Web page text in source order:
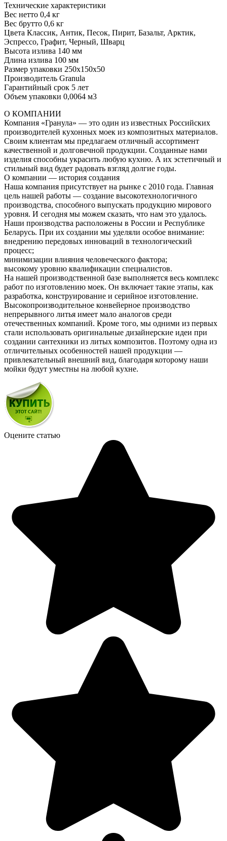
Технические характеристики
Вес нетто 0,4 кг
Вес брутто 0,6 кг
Цвета Классик, Антик, Песок, Пирит, Базальт, Арктик,
Эспрессо, Графит, Черный, Шварц
Высота излива 140 мм
Длина излива 100 мм
Размер упаковки 250x150x50
Производитель Granula
Гарантийный срок 5 лет
Объем упаковки 0,0064 м3
О КОМПАНИИ
Компания «Гранула» — это один из известных Российских
производителей кухонных моек из композитных материалов.
Своим клиентам мы предлагаем отличный ассортимент
качественной и долговечной продукции. Созданные нами
изделия способны украсить любую кухню. А их эстетичный и
стильный вид будет радовать взгляд долгие годы.
О компании — история создания
Наша компания присутствует на рынке с 2010 года. Главная
цель нашей работы — создание высокотехнологичного
производства, способного выпускать продукцию мирового
уровня. И сегодня мы можем сказать, что нам это удалось.
Наши производства расположены в России и Республике
Беларусь. При их создании мы уделяли особое внимание:
внедрению передовых инноваций в технологический
процесс;
минимизации влияния человеческого фактора;
высокому уровню квалификации специалистов.
На нашей производственной базе выполняется весь комплекс
работ по изготовлению моек. Он включает такие этапы, как
разработка, конструирование и серийное изготовление.
Высокопроизводительное конвейерное производство
непрерывного литья имеет мало аналогов среди
отечественных компаний. Кроме того, мы одними из первых
стали использовать оригинальные дизайнерские идеи при
создании сантехники из литых композитов. Поэтому одна из
отличительных особенностей нашей продукции —
привлекательный внешний вид, благодаря которому наши
мойки будут уместны на любой кухне.
Оцените статью